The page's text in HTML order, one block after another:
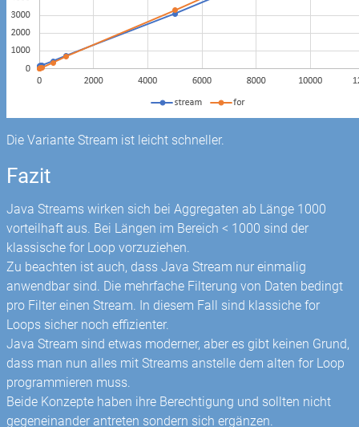
Die Variante Stream ist leicht schneller.
Fazit
Java Streams wirken sich bei Aggregaten ab Länge 1000
vorteilhaft aus. Bei Längen im Bereich < 1000 sind der
klassische for Loop vorzuziehen.
Zu beachten ist auch, dass Java Stream nur einmalig
anwendbar sind. Die mehrfache Filterung von Daten bedingt
pro Filter einen Stream. In diesem Fall sind klassiche for
Loops sicher noch effizienter.
Java Stream sind etwas moderner, aber es gibt keinen Grund,
dass man nun alles mit Streams anstelle dem alten for Loop
programmieren muss.
Beide Konzepte haben ihre Berechtigung und sollten nicht
gegeneinander antreten sondern sich ergänzen.